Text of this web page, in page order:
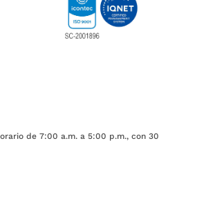
de 7:00 a.m. a 5:00 p.m., con 30